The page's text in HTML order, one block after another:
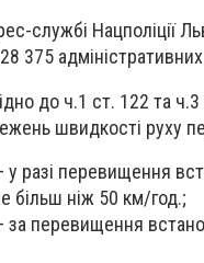
службі Нацполіції
375 адміністративних
до ч.1 ст. 122 та
швидкості руху
у разі перевищення
більш ніж 50 км/год.;
за перевищення